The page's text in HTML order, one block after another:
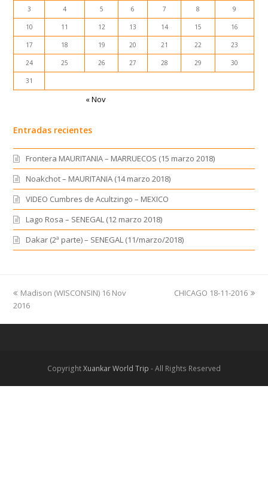
3 4 5 6 7 8 9
10 11 12 13 14 15 16
17 18 19 20 21 22 23
24 25 26 27 28 29 30
31
« Nov
Entradas recientes
Frontera MAURITANIA – MARRUECOS (15 marzo 2018)
Noakchot – MAURITANIA (14 marzo 2018)
VIDEO Cumbres de Acultzingo – MEXICO
Lago Rosa – SENEGAL (12 marzo 2018)
Dakar (2ª parte) – SENEGAL (11/marzo/2018)
previous
post:
Madison (WISCONSIN) 16 Nov
2016
next
CHICAGO 18-11-2016
CopyrightXuankar World Trip - All Rights Reserved